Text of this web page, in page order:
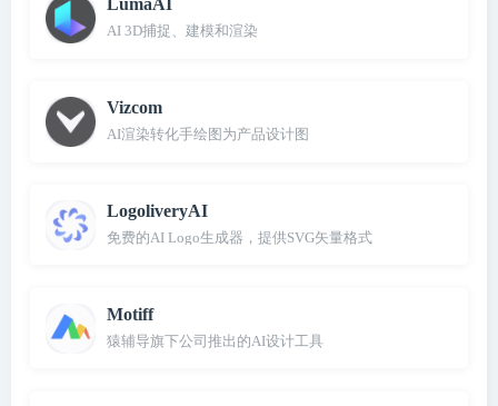
LumaAI
AI 3D捕捉、建模和渲染
Vizcom
AI渲染转化手绘图为产品设计图
LogoliveryAI
免费的AI Logo生成器，提供SVG矢量格式
Motiff
猿辅导旗下公司推出的AI设计工具